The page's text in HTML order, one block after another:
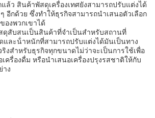
ล้ว สินค้าพัสดุเครื่องเทศยังสามารถปรับแต่งได้
ๆ อีกด้วย ซึ่งทําให้ธุรกิจสามารถนําเสนอตัวเลือก
องพวกเขาได้
ดุสับสนเป็นสินค้าที่จําเป็นสําหรับสถานที่
และน้ําหนักที่สามารถปรับแต่งได้มันเป็นทาง
งสําหรับธุรกิจทุกขนาดไม่ว่าจะเป็นการใช้เพื่อ
ครื่องดื่ม หรือนําเสนอเครื่องปรุงรสชาติให้กับ
าง